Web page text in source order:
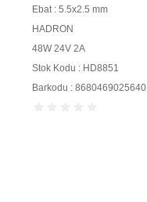
Ebat : 5.5x2.5 mm
HADRON
48W 24V 2A
Stok Kodu : HD8851
Barkodu : 8680469025640